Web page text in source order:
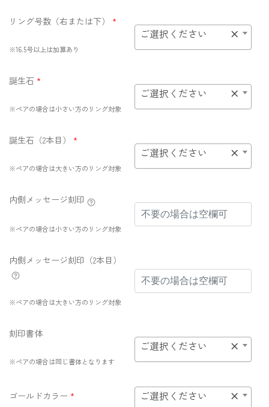
リング号数（右または下） *
※16.5号以上は加算あり
×
ご選択ください
誕生石 *
※ペアの場合は小さい方のリング対象
×
ご選択ください
誕生石（2本目） *
※ペアの場合は大きい方のリング対象
×
ご選択ください
内側メッセージ刻印
※ペアの場合は小さい方のリング対象
内側メッセージ刻印（2本目）
※ペアの場合は大きい方のリング対象
刻印書体
※ペアの場合は同じ書体となります
×
ご選択ください
ゴールドカラー * ×
ご選択ください